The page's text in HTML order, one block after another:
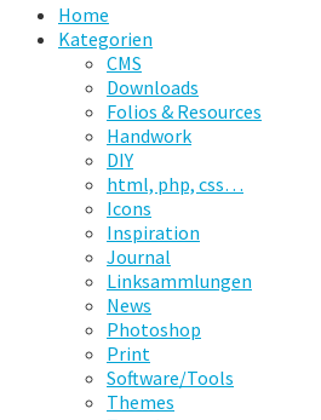
Home
Kategorien
CMS
Downloads
Folios & Resources
Handwork
DIY
html, php, css…
Icons
Inspiration
Journal
Linksammlungen
News
Photoshop
Print
Software/Tools
Themes